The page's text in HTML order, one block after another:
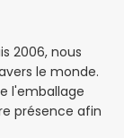
2006, nous
le monde.
l'emballage
présence afin